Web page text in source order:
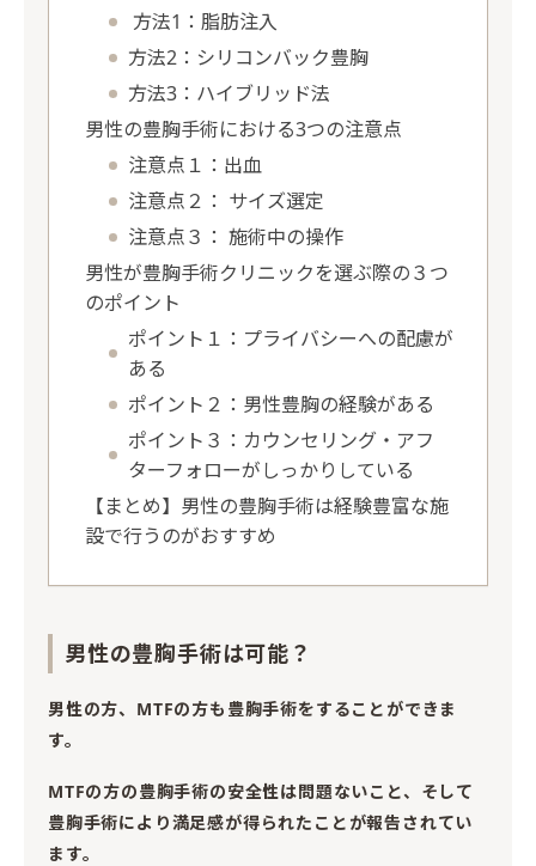
方法1：脂肪注入
方法2：シリコンバック豊胸
方法3：ハイブリッド法
男性の豊胸手術における3つの注意点
注意点１：出血
注意点２： サイズ選定
注意点３： 施術中の操作
男性が豊胸手術クリニックを選ぶ際の３つ
のポイント
ポイント１：プライバシーへの配慮が
ある
ポイント２：男性豊胸の経験がある
ポイント３：カウンセリング・アフ
ターフォローがしっかりしている
【まとめ】男性の豊胸手術は経験豊富な施
設で行うのがおすすめ
男性の豊胸手術は可能？
男性の方、MTFの方も豊胸手術をすることができま
す。
MTFの方の豊胸手術の安全性は問題ないこと、そして
豊胸手術により満足感が得られたことが報告されてい
ます。